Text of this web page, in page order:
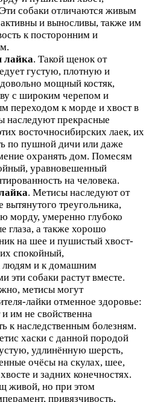
собаки отличаются живым
и выносливы, также им
к посторонним и
лайка. Такой щенок от
густую, плотную и
мощный костяк,
с широким черепом и
переходом к морде и хвост в
наследуют прекрасные
восточносибирских лаек, их
по пушной дичи или даже
охранять дом. Помесям
уравновешенный
на человека.
. Метисы наследуют от
треугольника,
морду, умеренно глубоко
глаза, а также хорошо
на шее и пушистый хвост-
спокойный,
людям и к домашним
эти собаки растут вместе.
метисы могут
лайки отменное здоровье:
им не свойственна
к наследственным болезням.
хаски с данной породой
удлинённую шерсть,
очёсы на скулах, шее,
и задних конечностях.
живой, но при этом
привязчивость,